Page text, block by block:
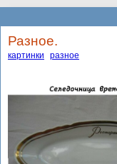
Разное.
картинки разное